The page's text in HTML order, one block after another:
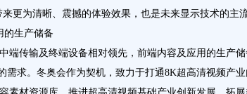
更为清晰、震撼的体验效果，也是未来显示技术的主流
的生产储备
端传输及终端设备相对领先，前端内容及应用的生产
需求。冬奥会作为契机，致力于打通8K超高清视频产